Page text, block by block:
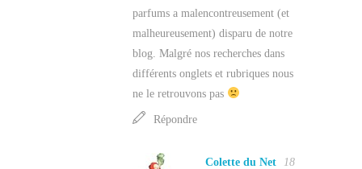
parfums a malencontreusement (et
malheureusement) disparu de notre
blog. Malgré nos recherches dans
différents onglets et rubriques nous
ne le retrouvons pas
Répondre
Colette du Net
18